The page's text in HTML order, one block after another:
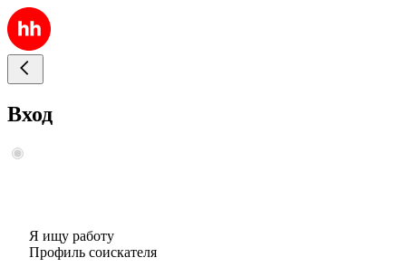
Вход
Я ищу работу
Профиль соискателя